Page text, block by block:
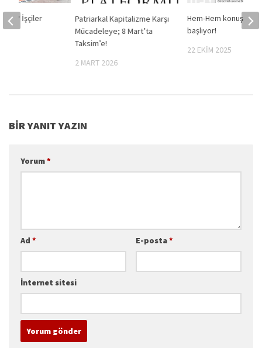
Patriarkal Kapitalizme Karşı
Mücadeleye; 8 Mart’ta
Taksim’e!
2 MART 2026
Hem-Hem konuşma
başlıyor!
22 EKIM 2025
İşçiler
BIR YANIT YAZIN
Yorum*
Ad * E-posta*
İnternet sitesi